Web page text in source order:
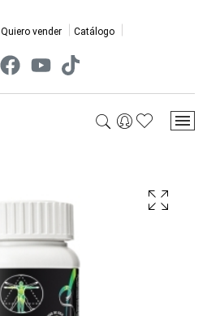
Quiero vender Catálogo